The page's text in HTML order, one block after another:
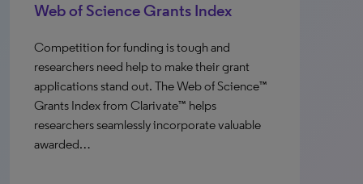
Web of Science Grants Index
Competition for funding is tough and
researchers need help to make their grant
applications stand out. The Web of Science™
Grants Index from Clarivate™ helps
researchers seamlessly incorporate valuable
awarded…